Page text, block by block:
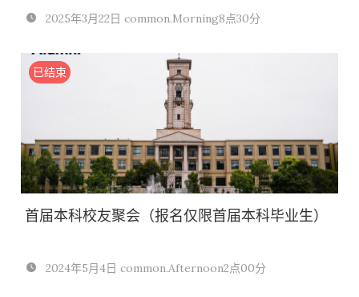
2025年3月22日 common.Morning8点30分
已结束
首届本科校友聚会（报名仅限首届本科毕业生）
2024年5月4日 common.Afternoon2点00分